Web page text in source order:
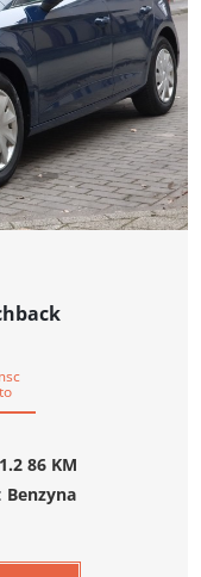
1.2 86 KM
Benzyna